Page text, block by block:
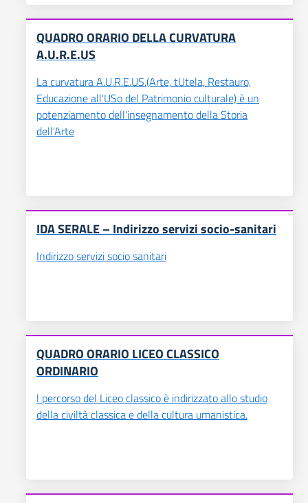
QUADRO ORARIO DELLA CURVATURA
A.U.R.E.US
La curvatura A.U.R.E.US.(Arte, tUtela, Restauro,
Educazione all'USo del Patrimonio culturale) è un
potenziamento dell'insegnamento della Storia
dell'Arte
IDA SERALE – Indirizzo servizi socio-sanitari
Indirizzo servizi socio sanitari
QUADRO ORARIO LICEO CLASSICO
ORDINARIO
l percorso del Liceo classico è indirizzato allo studio
della civiltà classica e della cultura umanistica.